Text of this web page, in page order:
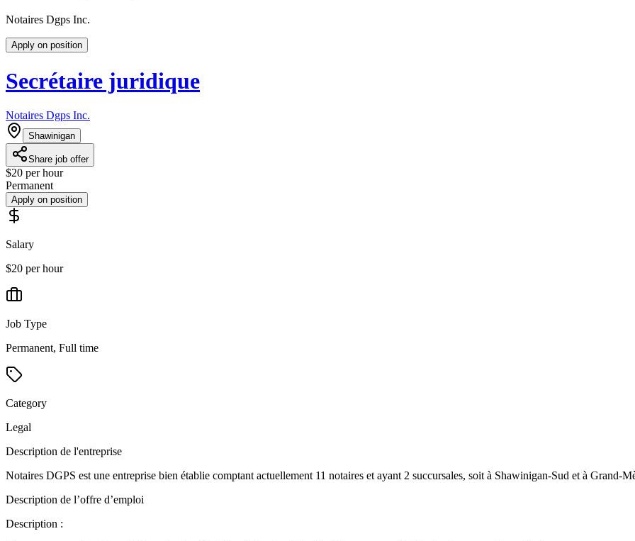
Notaires Dgps Inc.
Apply on position
Secrétaire juridique
Notaires Dgps Inc.
Shawinigan
Share job offer
$20 per hour
Permanent
Apply on position
Salary
$20 per hour
Job Type
Permanent, Full time
Category
Legal
Description de l'entreprise
Notaires DGPS est une entreprise bien établie comptant actuellement 11 notaires et ayant 2 succursales, soit à Shawinigan-Sud et à Grand-
Description de l’offre d’emploi
Description :